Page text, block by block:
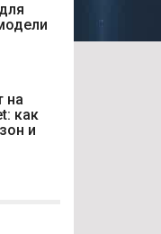
на
как
и